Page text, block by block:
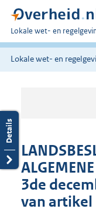
U
bent
hier:
Lokale wet- en
Lokale wet- en
3de
van artikel